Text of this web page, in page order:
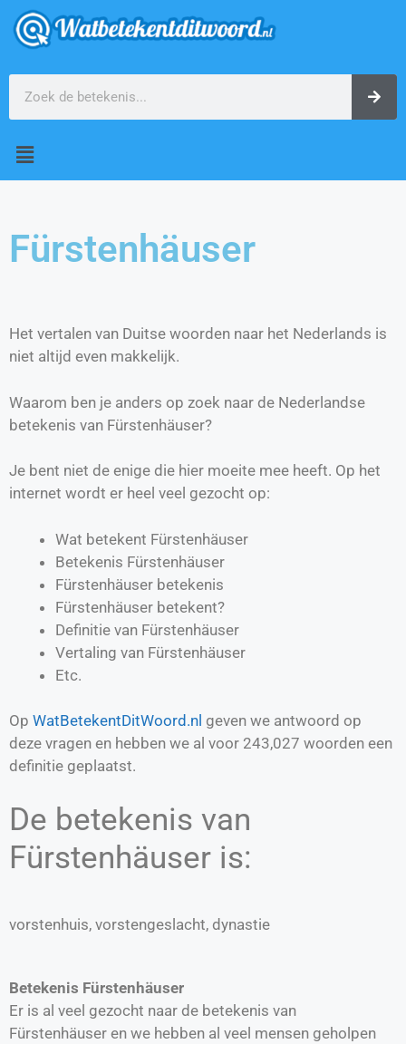
Fürstenhäuser
Het vertalen van Duitse woorden naar het Nederlands is
niet altijd even makkelijk.
Waarom ben je anders op zoek naar de Nederlandse
betekenis van Fürstenhäuser?
Je bent niet de enige die hier moeite mee heeft. Op het
internet wordt er heel veel gezocht op:
Wat betekent Fürstenhäuser
Betekenis Fürstenhäuser
Fürstenhäuser betekenis
Fürstenhäuser betekent?
Definitie van Fürstenhäuser
Vertaling van Fürstenhäuser
Etc.
Op WatBetekentDitWoord.nl geven we antwoord op
deze vragen en hebben we al voor 243,027 woorden een
definitie geplaatst.
De betekenis van
Fürstenhäuser is:
vorstenhuis, vorstengeslacht, dynastie
Betekenis Fürstenhäuser
Er is al veel gezocht naar de betekenis van
Fürstenhäuser en we hebben al veel mensen geholpen